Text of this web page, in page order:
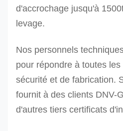
D'autres tailles peuvent
d'accrochage jusqu'à
levage.
Nos personnels
pour répondre à toutes
sécurité et de fabrication.
fournit à des clients DNV-
d'autres tiers certificats